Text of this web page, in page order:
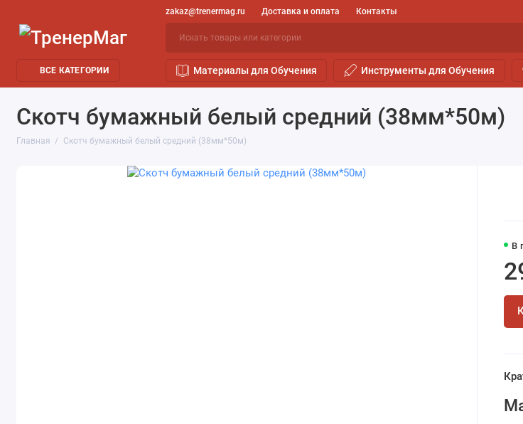
zakaz@trenermag.ru Доставка и оплата Контакты
ВСЕ КАТЕГОРИИ Материалы для Обучения Инструменты для Обучения
Скотч бумажный белый средний (38мм*50м)
Главная Скотч бумажный белый средний (38мм*50м)
В